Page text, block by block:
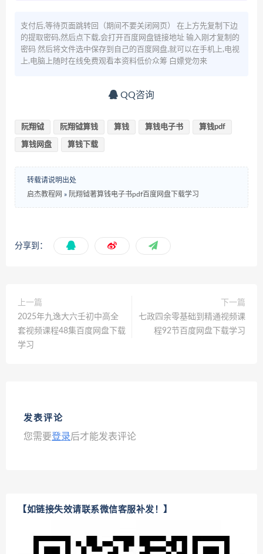
支付后,等待页面跳转回（期间不要关闭网页） 在上方先复制下边
的提取密码,然后点下载,会打开百度网盘链接地址 输入刚才复制的
密码 然后将文件选中保存到自己的百度网盘,就可以在手机上,电视
上,电脑上随时在线免费观看本资料低价众筹 白嫖党勿来
QQ咨询
阮翔钺 阮翔钺算钱 算钱 算钱电子书 算钱pdf
算钱网盘 算钱下载
转载请说明出处
启杰教程网 » 阮翔钺著算钱电子书pdf百度网盘下载学习
分享到：
上一篇
2025年九逸大六壬初中高全
套视频课程48集百度网盘下载
学习
下一篇
七政四余零基础到精通视频课
程92节百度网盘下载学习
发表评论
您需要登录后才能发表评论
【如链接失效请联系微信客服补发！】